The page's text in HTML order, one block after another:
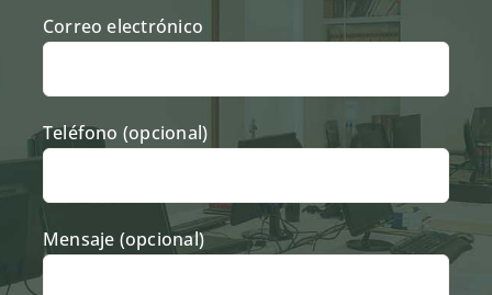
Correo electrónico
Teléfono (opcional)
Mensaje (opcional)